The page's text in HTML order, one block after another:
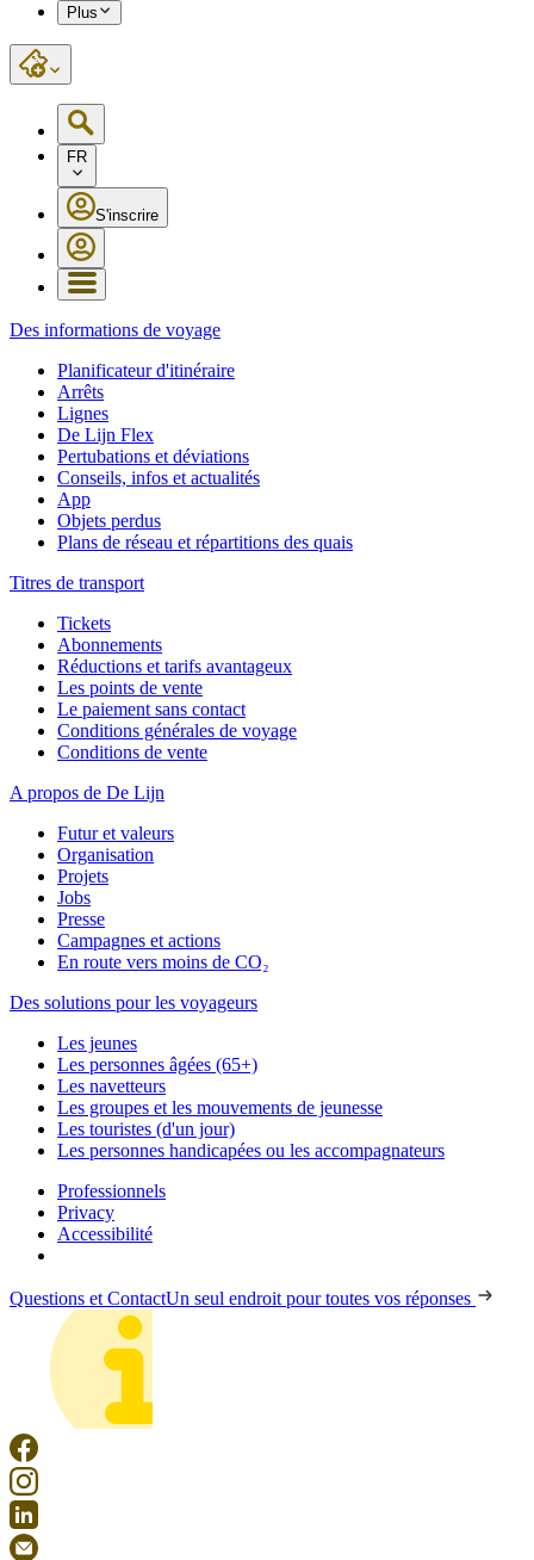
Plus
FR
S'inscrire
Des informations de voyage
Planificateur d'itinéraire
Arrêts
Lignes
De Lijn Flex
Pertubations et déviations
Conseils, infos et actualités
App
Objets perdus
Plans de réseau et répartitions des quais
Titres de transport
Tickets
Abonnements
Réductions et tarifs avantageux
Les points de vente
Le paiement sans contact
Conditions générales de voyage
Conditions de vente
A propos de De Lijn
Futur et valeurs
Organisation
Projets
Jobs
Presse
Campagnes et actions
En route vers moins de CO₂
Des solutions pour les voyageurs
Les jeunes
Les personnes âgées (65+)
Les navetteurs
Les groupes et les mouvements de jeunesse
Les touristes (d'un jour)
Les personnes handicapées ou les accompagnateurs
Professionnels
Privacy
Accessibilité
Questions et ContactUn seul endroit pour toutes vos réponses